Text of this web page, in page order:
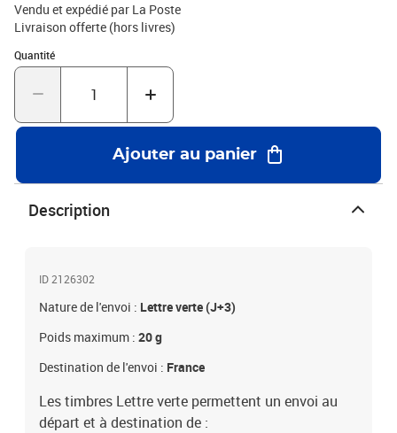
Vendu et expédié par La Poste
Livraison offerte (hors livres)
Quantité
Quantité : 1
Ajouter au panier
Description
ID 2126302
Nature de l'envoi : Lettre verte (J+3)
Poids maximum : 20 g
Destination de l'envoi : France
Les timbres Lettre verte permettent un envoi au
départ et à destination de :